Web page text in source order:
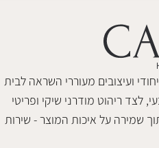
ועיצובים מעוררי השראה לבית
לצד ריהוט מודרני שיקי ופריטי
שמירה על איכות המוצר - שירות